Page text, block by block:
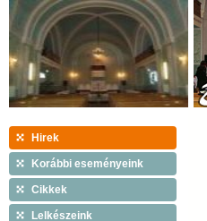
Hirek
Korábbi eseményeink
Cikkek
Lelkészeink